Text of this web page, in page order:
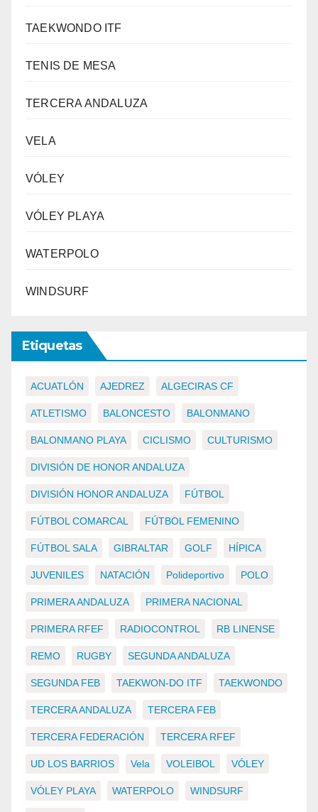
TAEKWONDO ITF
TENIS DE MESA
TERCERA ANDALUZA
VELA
VÓLEY
VÓLEY PLAYA
WATERPOLO
WINDSURF
Etiquetas
ACUATLÓN AJEDREZ ALGECIRAS CF
ATLETISMO BALONCESTO BALONMANO
BALONMANO PLAYA CICLISMO CULTURISMO
DIVISIÓN DE HONOR ANDALUZA
DIVISIÓN HONOR ANDALUZA FÚTBOL
FÚTBOL COMARCAL FÚTBOL FEMENINO
FÚTBOL SALA GIBRALTAR GOLF HÍPICA
JUVENILES NATACIÓN Polideportivo POLO
PRIMERA ANDALUZA PRIMERA NACIONAL
PRIMERA RFEF RADIOCONTROL RB LINENSE
REMO RUGBY SEGUNDA ANDALUZA
SEGUNDA FEB TAEKWON-DO ITF TAEKWONDO
TERCERA ANDALUZA TERCERA FEB
TERCERA FEDERACIÓN TERCERA RFEF
UD LOS BARRIOS Vela VOLEIBOL VÓLEY
VÓLEY PLAYA WATERPOLO WINDSURF